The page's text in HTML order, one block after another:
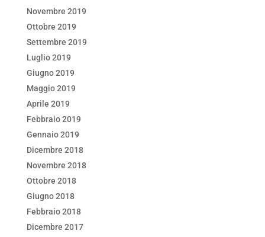
Novembre 2019
Ottobre 2019
Settembre 2019
Luglio 2019
Giugno 2019
Maggio 2019
Aprile 2019
Febbraio 2019
Gennaio 2019
Dicembre 2018
Novembre 2018
Ottobre 2018
Giugno 2018
Febbraio 2018
Dicembre 2017